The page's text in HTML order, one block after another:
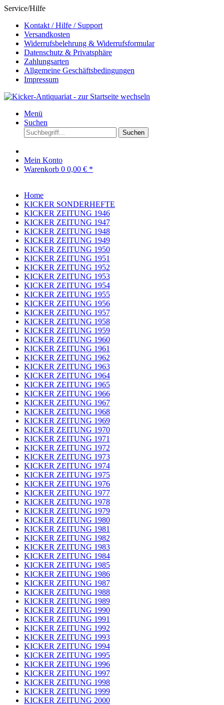
Service/Hilfe
Kontakt / Hilfe / Support
Versandkosten
Widerrufsbelehrung & Widerrufsformular
Datenschutz & Privatsphäre
Zahlungsarten
Allgemeine Geschäftsbedingungen
Impressum
Menü
Suchen
Suchen
Mein Konto
Warenkorb 0 0,00 € *
Home
KICKER SONDERHEFTE
KICKER ZEITUNG 1946
KICKER ZEITUNG 1947
KICKER ZEITUNG 1948
KICKER ZEITUNG 1949
KICKER ZEITUNG 1950
KICKER ZEITUNG 1951
KICKER ZEITUNG 1952
KICKER ZEITUNG 1953
KICKER ZEITUNG 1954
KICKER ZEITUNG 1955
KICKER ZEITUNG 1956
KICKER ZEITUNG 1957
KICKER ZEITUNG 1958
KICKER ZEITUNG 1959
KICKER ZEITUNG 1960
KICKER ZEITUNG 1961
KICKER ZEITUNG 1962
KICKER ZEITUNG 1963
KICKER ZEITUNG 1964
KICKER ZEITUNG 1965
KICKER ZEITUNG 1966
KICKER ZEITUNG 1967
KICKER ZEITUNG 1968
KICKER ZEITUNG 1969
KICKER ZEITUNG 1970
KICKER ZEITUNG 1971
KICKER ZEITUNG 1972
KICKER ZEITUNG 1973
KICKER ZEITUNG 1974
KICKER ZEITUNG 1975
KICKER ZEITUNG 1976
KICKER ZEITUNG 1977
KICKER ZEITUNG 1978
KICKER ZEITUNG 1979
KICKER ZEITUNG 1980
KICKER ZEITUNG 1981
KICKER ZEITUNG 1982
KICKER ZEITUNG 1983
KICKER ZEITUNG 1984
KICKER ZEITUNG 1985
KICKER ZEITUNG 1986
KICKER ZEITUNG 1987
KICKER ZEITUNG 1988
KICKER ZEITUNG 1989
KICKER ZEITUNG 1990
KICKER ZEITUNG 1991
KICKER ZEITUNG 1992
KICKER ZEITUNG 1993
KICKER ZEITUNG 1994
KICKER ZEITUNG 1995
KICKER ZEITUNG 1996
KICKER ZEITUNG 1997
KICKER ZEITUNG 1998
KICKER ZEITUNG 1999
KICKER ZEITUNG 2000